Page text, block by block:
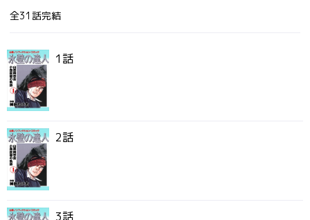
全31話完結
1話
2話
3話